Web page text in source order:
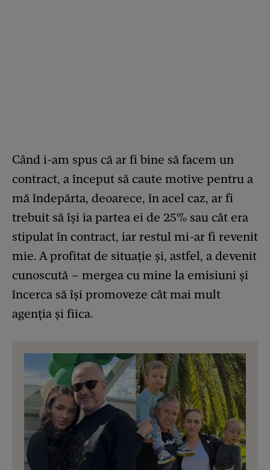
Când i-am spus că ar fi bine să facem un
contract, a început să caute motive pentru a
mă îndepărta, deoarece, în acel caz, ar fi
trebuit să își ia partea ei de 25% sau cât era
stipulat în contract, iar restul mi-ar fi revenit
mie. A profitat de situație și, astfel, a devenit
cunoscută – mergea cu mine la emisiuni și
încerca să își promoveze cât mai mult
agenția și fiica.